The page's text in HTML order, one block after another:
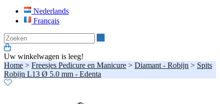
Nederlands
Français
Uw winkelwagen is leeg!
Home > Freesjes Pedicure en Manicure > Diamant - Robijn > Spits
Robijn L13 Ø 5.0 mm - Edenta